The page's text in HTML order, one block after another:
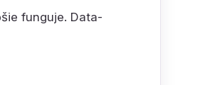
funguje. Data-